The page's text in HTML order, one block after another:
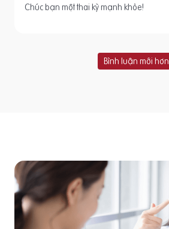
Chúc bạn một thai kỳ mạnh khỏe!
Bình luận mới hơn